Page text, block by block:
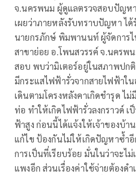
จ.นครพนม ผู้ดูแลตรวจสอบปัญห
เผยว่าภายหลังรับทราบปัญหา ไ
นายกรภักษ์ พิมพานนท์ ผู้จัดการ
สาขาย่อย อ.โพนสวรรค์ จ.นครพ
สอบ พบว่ามิเตอร์อยู่ในสภาพปก
มีกระแสไฟฟ้ารั่วจากสายไฟฟ้าใ
เดินตามโครงหลังคาเกิดชำรุด ไม่
ท่อ ทำให้เกิดไฟฟ้ารั่วลงกราวด์
ฟ้าสูง ก่อนนี้ได้แจ้งให้เจ้าของบ้
แก้ไข ป้องกันไม่ให้เกิดปัญหาซ้ำอี
การเป็นที่เรียบร้อย มั่นในว่าจะไ
แพงอีก ส่วนเรื่องค่าใช้จ่ายต้องด